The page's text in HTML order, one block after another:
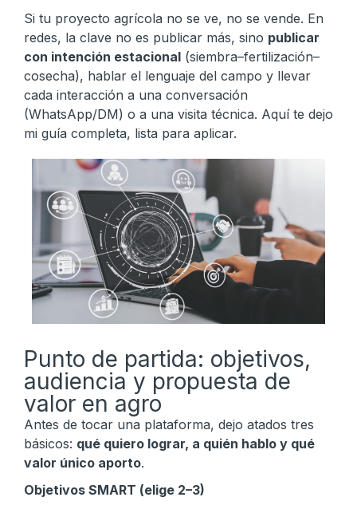
Si tu proyecto agrícola no se ve, no se vende. En
redes, la clave no es publicar más, sino publicar
con intención estacional (siembra–fertilización–
cosecha), hablar el lenguaje del campo y llevar
cada interacción a una conversación
(WhatsApp/DM) o a una visita técnica. Aquí te dejo
mi guía completa, lista para aplicar.
Punto de partida: objetivos,
audiencia y propuesta de
valor en agro
Antes de tocar una plataforma, dejo atados tres
básicos: qué quiero lograr, a quién hablo y qué
valor único aporto.
Objetivos SMART (elige 2–3)